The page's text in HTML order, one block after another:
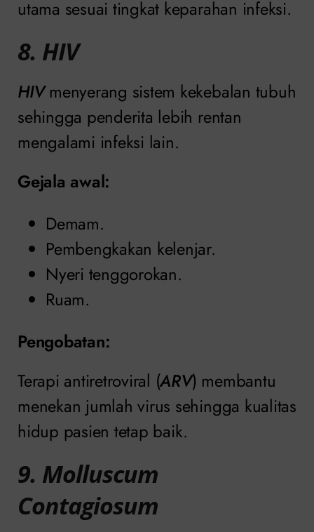
utama sesuai tingkat keparahan infeksi.
8. HIV
HIVmenyerang sistem kekebalan tubuh
sehingga penderita lebih rentan
mengalami infeksi lain.
Gejala awal:
Demam.
Pembengkakan kelenjar.
Nyeri tenggorokan.
Ruam.
Pengobatan:
Terapi antiretroviral (ARV) membantu
menekan jumlah virus sehingga kualitas
hidup pasien tetap baik.
9. Molluscum
Contagiosum